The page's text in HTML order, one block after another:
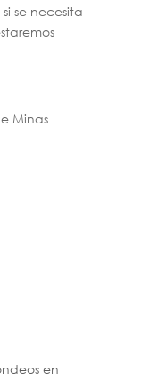
se necesita
Minas
en